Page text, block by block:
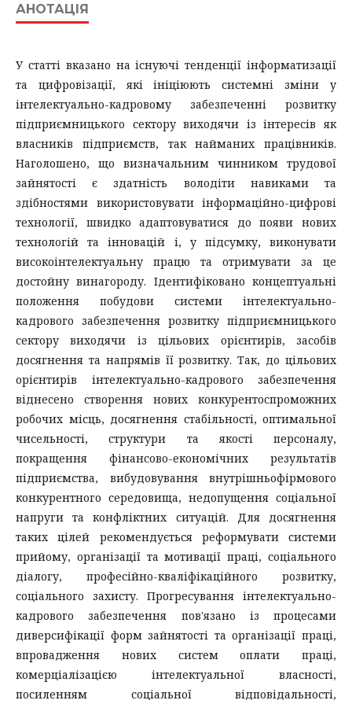
АНОТАЦІЯ
У статті вказано на існуючі тенденції інформатизації
та цифровізації, які ініціюють системні зміни у
інтелектуально-кадровому забезпеченні розвитку
підприємницького сектору виходячи із інтересів як
власників підприємств, так найманих працівників.
Наголошено, що визначальним чинником трудової
зайнятості є здатність володіти навиками та
здібностями використовувати інформаційно-цифрові
технології, швидко адаптовуватися до появи нових
технологій та інновацій і, у підсумку, виконувати
високоінтелектуальну працю та отримувати за це
достойну винагороду. Ідентифіковано концептуальні
положення побудови системи інтелектуально-
кадрового забезпечення розвитку підприємницького
сектору виходячи із цільових орієнтирів, засобів
досягнення та напрямів її розвитку. Так, до цільових
орієнтирів інтелектуально-кадрового забезпечення
віднесено створення нових конкурентоспроможних
робочих місць, досягнення стабільності, оптимальної
чисельності, структури та якості персоналу,
покращення фінансово-економічних результатів
підприємства, вибудовування внутрішньофірмового
конкурентного середовища, недопущення соціальної
напруги та конфліктних ситуацій. Для досягнення
таких цілей рекомендується реформувати системи
прийому, організації та мотивації праці, соціального
діалогу, професійно-кваліфікаційного розвитку,
соціального захисту. Прогресування інтелектуально-
кадрового забезпечення пов'язано із процесами
диверсифікації форм зайнятості та організації праці,
впровадження нових систем оплати праці,
комерціалізацією інтелектуальної власності,
посиленням соціальної відповідальності,